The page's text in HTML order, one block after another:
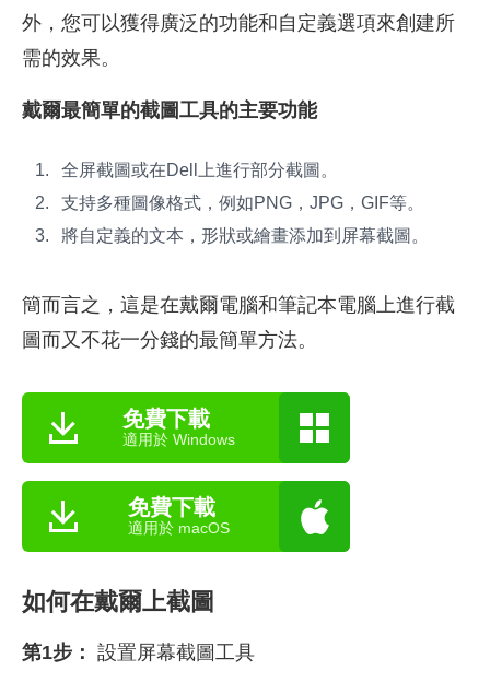
外，您可以獲得廣泛的功能和自定義選項來創建所
需的效果。
戴爾最簡單的截圖工具的主要功能
全屏截圖或在Dell上進行部分截圖。
支持多種圖像格式，例如PNG，JPG，GIF等。
將自定義的文本，形狀或繪畫添加到屏幕截圖。
簡而言之，這是在戴爾電腦和筆記本電腦上進行截
圖而又不花一分錢的最簡單方法。
免費下載
適用於 Windows
免費下載
適用於 macOS
如何在戴爾上截圖
第1步： 設置屏幕截圖工具